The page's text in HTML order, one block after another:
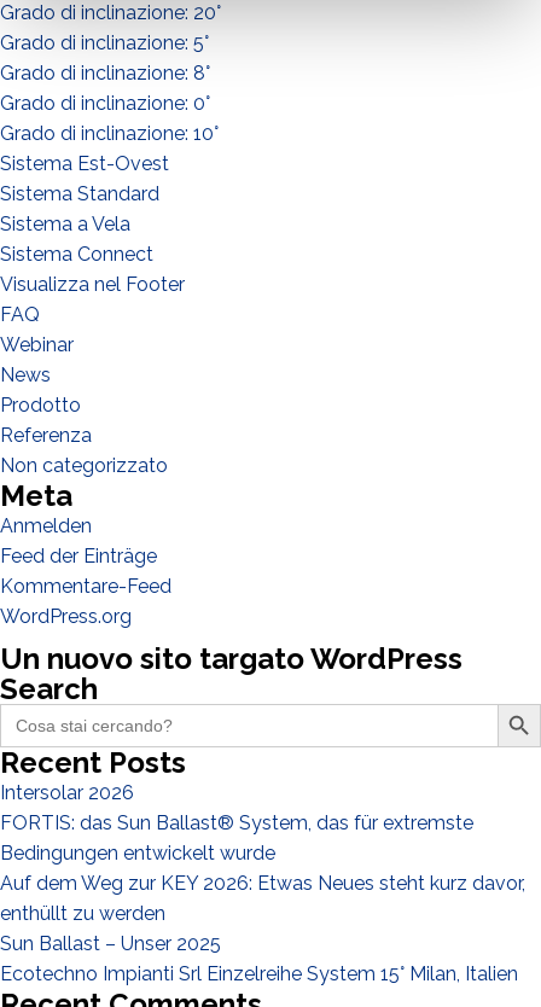
Grado di inclinazione: 20°
Grado di inclinazione: 5°
Grado di inclinazione: 8°
Grado di inclinazione: 0°
Grado di inclinazione: 10°
Sistema Est-Ovest
Sistema Standard
Sistema a Vela
Sistema Connect
Visualizza nel Footer
FAQ
Webinar
News
Prodotto
Referenza
Non categorizzato
Meta
Anmelden
Feed der Einträge
Kommentare-Feed
WordPress.org
Un nuovo sito targato WordPress
Search
Search
for:
Search Button
Recent Posts
Intersolar 2026
FORTIS: das Sun Ballast® System, das für extremste
Bedingungen entwickelt wurde
Auf dem Weg zur KEY 2026: Etwas Neues steht kurz davor,
enthüllt zu werden
Sun Ballast – Unser 2025
Ecotechno Impianti Srl Einzelreihe System 15° Milan, Italien
Datenschutzbestimmungen gelesen und akzeptiere
sie*